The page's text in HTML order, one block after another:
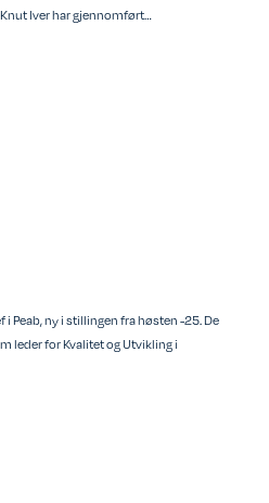
Iver har gjennomført…
i Peab, ny i stillingen fra høsten -25. De
leder for Kvalitet og Utvikling i